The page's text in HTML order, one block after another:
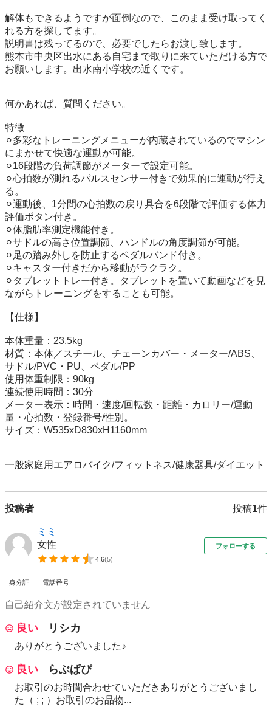
解体もできるようですが面倒なので、このまま受け取ってく
れる方を探してます。
説明書は残ってるので、必要でしたらお渡し致します。
熊本市中央区出水にある自宅まで取りに来ていただける方で
お願いします。出水南小学校の近くです。
何かあれば、質問ください。
特徴
⚪︎多彩なトレーニングメニューが内蔵されているのでマシン
にまかせて快適な運動が可能。
⚪︎16段階の負荷調節がメーターで設定可能。
⚪︎心拍数が測れるパルスセンサー付きで効果的に運動が行え
る。
⚪︎運動後、1分間の心拍数の戻り具合を6段階で評価する体力
評価ボタン付き。
⚪︎体脂肪率測定機能付き。
⚪︎サドルの高さ位置調節、ハンドルの角度調節が可能。
⚪︎足の踏み外しを防止するペダルバンド付き。
⚪︎キャスター付きだから移動がラクラク。
⚪︎タブレットトレー付き。タブレットを置いて動画などを見
ながらトレーニングをすることも可能。
【仕様】
本体重量：23.5kg
材質：本体／スチール、チェーンカバー・メーター/ABS、
サドル/PVC・PU、ペダル/PP
使用体重制限：90kg
連続使用時間：30分
メーター表示：時間・速度/回転数・距離・カロリー/運動
量・心拍数・登録番号/性別。
サイズ：W535xD830xH1160mm
一般家庭用エアロバイク/フィットネス/健康器具/ダイエット
投稿者 投稿1件
ミミ
女性
4.6(5)
フォローする
身分証 電話番号
自己紹介文が設定されていません
良い リシカ
ありがとうございました♪
良い らぶぱぴ
お取引のお時間合わせていただきありがとうございまし
た（ ; ; ）お取引のお品物...